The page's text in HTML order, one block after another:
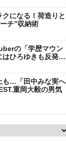
になる！荷造りと
チ”収納術
の「学歴マウン
はひろゆきも反発…
も…「田中みな実へ
重岡大毅の男気